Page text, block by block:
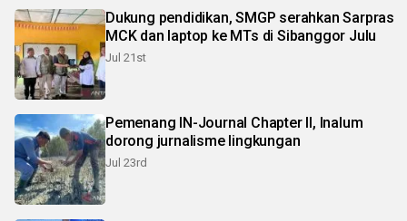
Dukung pendidikan, SMGP serahkan Sarpras
MCK dan laptop ke MTs di Sibanggor Julu
Jul 21st
Pemenang IN-Journal Chapter II, Inalum
dorong jurnalisme lingkungan
Jul 23rd